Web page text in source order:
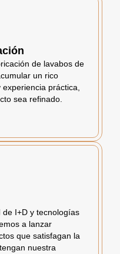
de lavabos de
un rico
práctica,
sea refinado.
I+D y tecnologías
a lanzar
que satisfagan la
nuestra